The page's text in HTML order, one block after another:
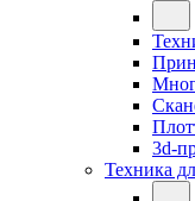
3d-
Техника